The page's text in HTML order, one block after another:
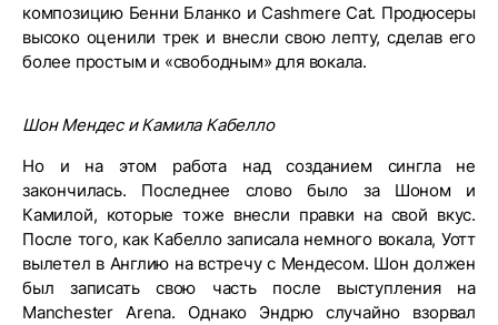
композицию Бенни Бланко и Cashmere Cat. Продюсеры
высоко оценили трек и внесли свою лепту, сделав его
более простым и «свободным» для вокала.
Шон Мендес и Камила Кабелло
Но и на этом работа над созданием сингла не
закончилась. Последнее слово было за Шоном и
Камилой, которые тоже внесли правки на свой вкус.
После того, как Кабелло записала немного вокала, Уотт
вылетел в Англию на встречу с Мендесом. Шон должен
был записать свою часть после выступления на
Manchester Arena. Однако Эндрю случайно взорвал